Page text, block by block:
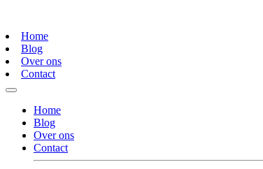
Home
Blog
Over ons
Contact
Home
Blog
Over ons
Contact